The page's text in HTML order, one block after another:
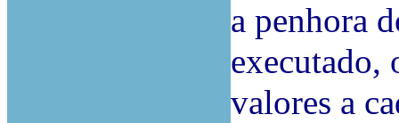
a penhora
executado,
valores a